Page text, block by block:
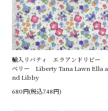
輸入リバティ エラアンドリビー
ベリー Liberty Tana Lawn Ella a
nd Libby
680円(税込748円)